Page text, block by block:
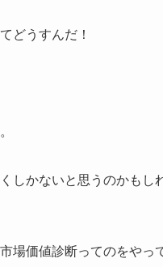
どうすんだ！
しかないと思うのかもし
場価値診断ってのをやっ